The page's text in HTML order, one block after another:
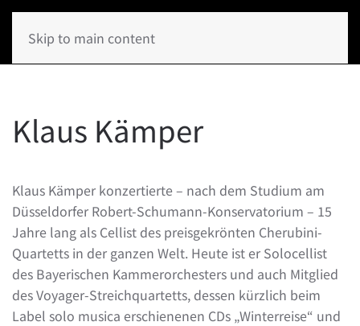
Skip to main content
Klaus Kämper
Klaus Kämper konzertierte – nach dem Studium am
Düsseldorfer Robert-Schumann-Konservatorium – 15
Jahre lang als Cellist des preisgekrönten Cherubini-
Quartetts in der ganzen Welt. Heute ist er Solocellist
des Bayerischen Kammerorchesters und auch Mitglied
des Voyager-Streichquartetts, dessen kürzlich beim
Label solo musica erschienenen CDs „Winterreise“ und